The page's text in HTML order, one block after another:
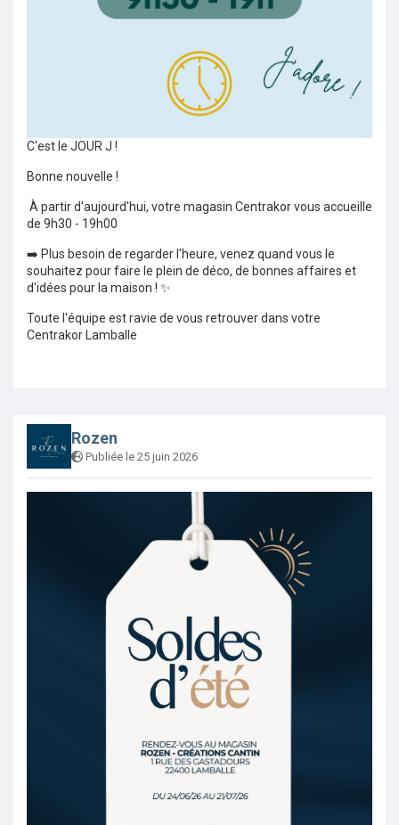
C'est le JOUR J !
Bonne nouvelle !
À partir d'aujourd'hui, votre magasin Centrakor vous accueille
de 9h30 - 19h00
➡️ Plus besoin de regarder l'heure, venez quand vous le
souhaitez pour faire le plein de déco, de bonnes affaires et
d'idées pour la maison ! ✨
Toute l'équipe est ravie de vous retrouver dans votre
Centrakor Lamballe
Rozen
Publiée le 25 juin 2026